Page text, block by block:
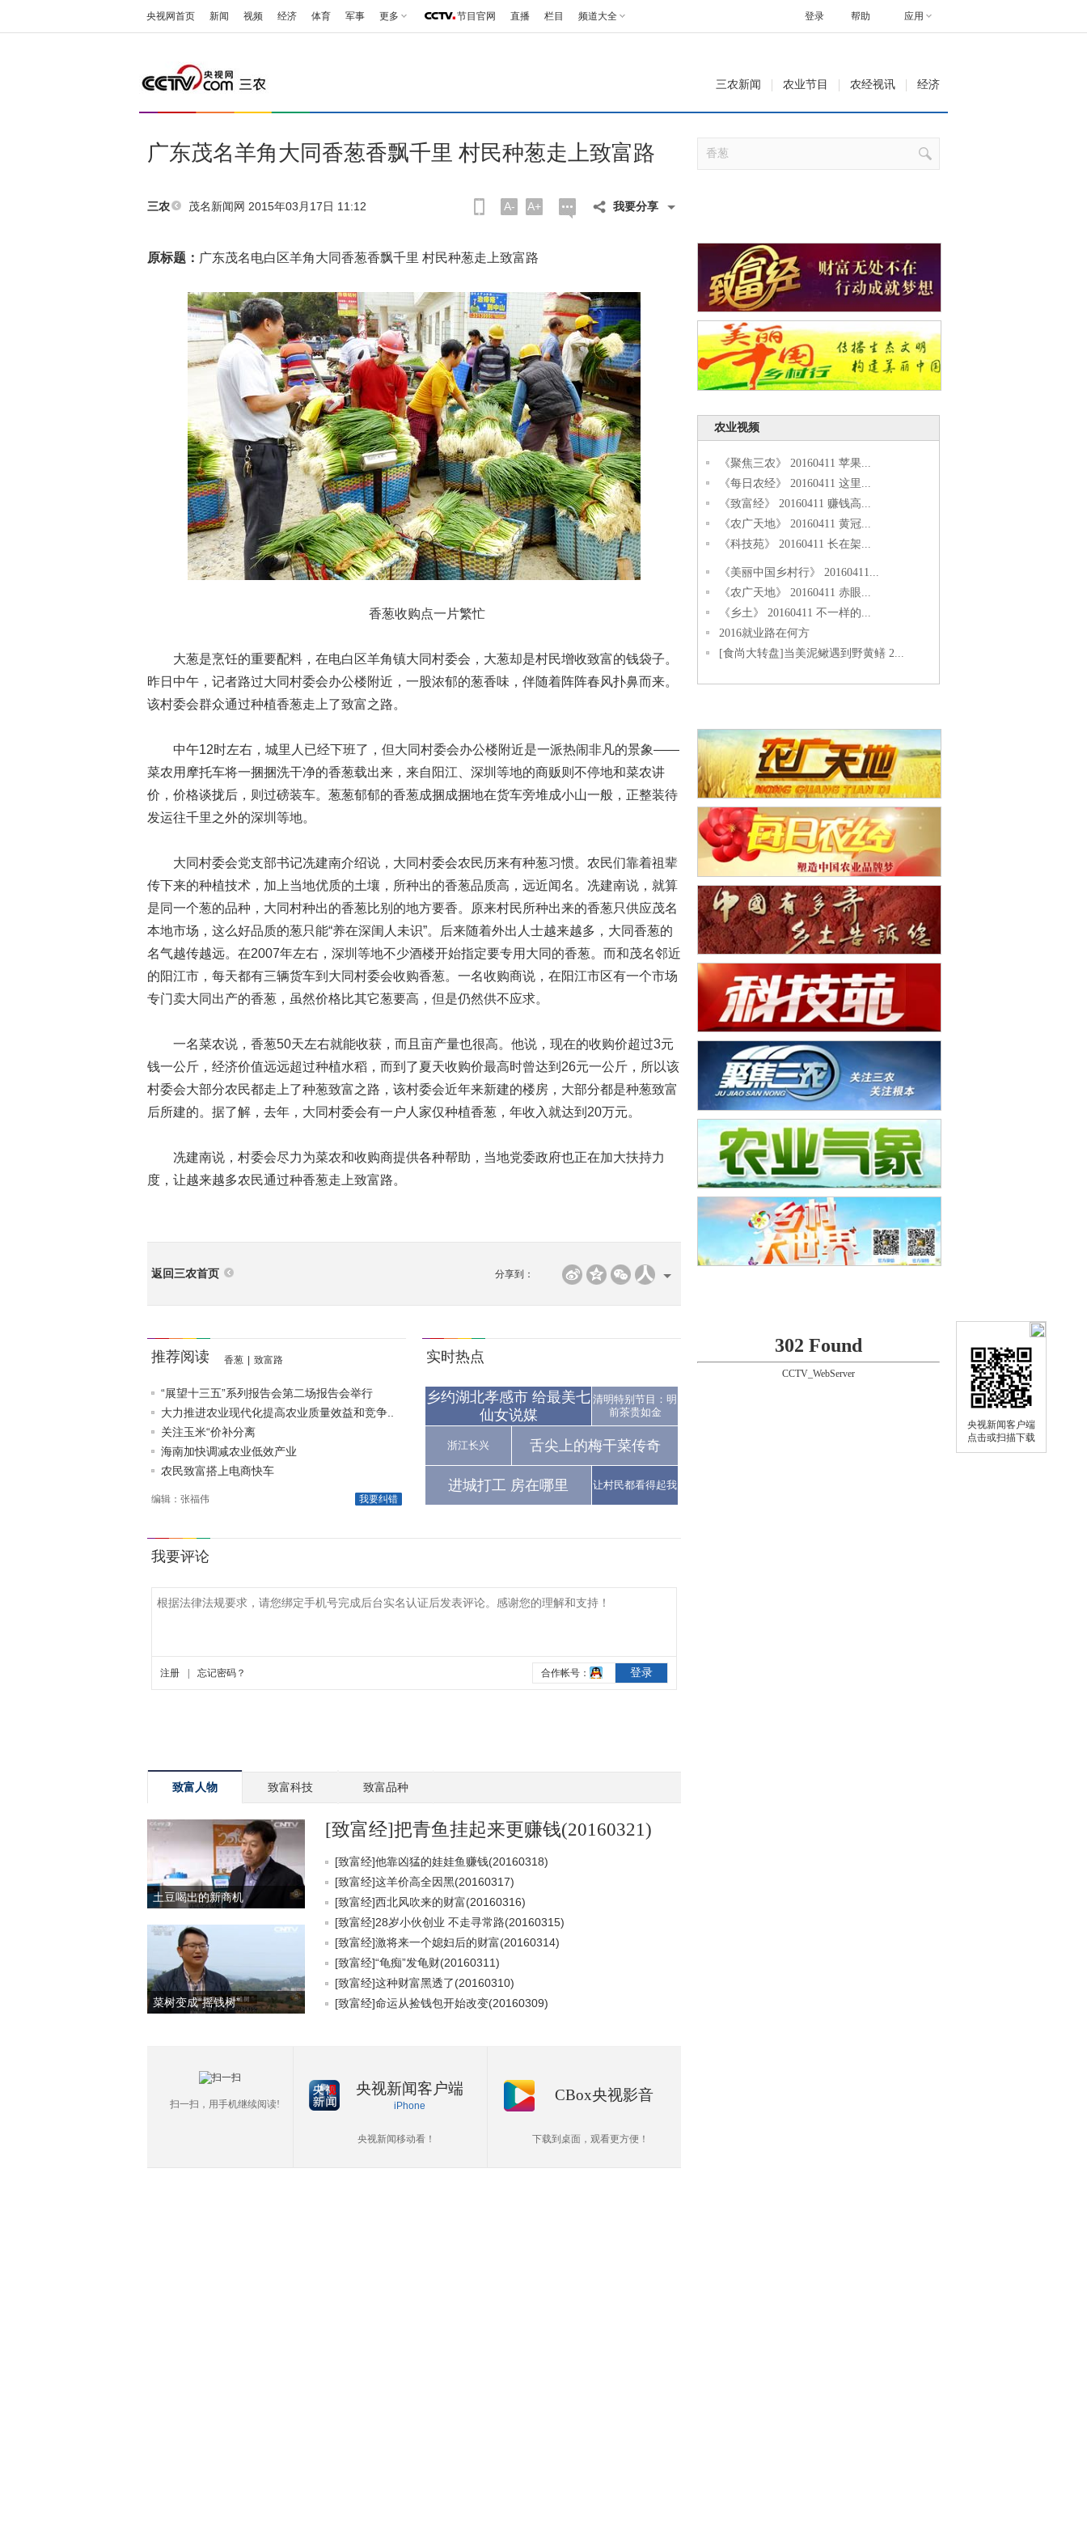
央视新闻客户端
点击或扫描下载
央视网首页 新闻 视频 经济 体育 军事 更多 节目官网 直播 栏目 频道大全 帮助 应用
登录
三农新闻 农业节目 农经视讯 经济
广东茂名羊角大同香葱香飘千里 村民种葱走上致富路
三农 茂名新闻网 2015年03月17日 11:12 A- A+ 我要分享
原标题： 广东茂名电白区羊角大同香葱香飘千里 村民种葱走上致富路
香葱收购点一片繁忙
大葱是烹饪的重要配料，在电白区羊角镇大同村委会，大葱却是村民增收致富的钱袋子。
昨日中午，记者路过大同村委会办公楼附近，一股浓郁的葱香味，伴随着阵阵春风扑鼻而来。
该村委会群众通过种植香葱走上了致富之路。
中午12时左右，城里人已经下班了，但大同村委会办公楼附近是一派热闹非凡的景象——
菜农用摩托车将一捆捆洗干净的香葱载出来，来自阳江、深圳等地的商贩则不停地和菜农讲
价，价格谈拢后，则过磅装车。葱葱郁郁的香葱成捆成捆地在货车旁堆成小山一般，正整装待
发运往千里之外的深圳等地。
大同村委会党支部书记冼建南介绍说，大同村委会农民历来有种葱习惯。农民们靠着祖辈
传下来的种植技术，加上当地优质的土壤，所种出的香葱品质高，远近闻名。冼建南说，就算
是同一个葱的品种，大同村种出的香葱比别的地方要香。原来村民所种出来的香葱只供应茂名
本地市场，这么好品质的葱只能“养在深闺人未识”。后来随着外出人士越来越多，大同香葱的
名气越传越远。在2007年左右，深圳等地不少酒楼开始指定要专用大同的香葱。而和茂名邻近
的阳江市，每天都有三辆货车到大同村委会收购香葱。一名收购商说，在阳江市区有一个市场
专门卖大同出产的香葱，虽然价格比其它葱要高，但是仍然供不应求。
一名菜农说，香葱50天左右就能收获，而且亩产量也很高。他说，现在的收购价超过3元
钱一公斤，经济价值远远超过种植水稻，而到了夏天收购价最高时曾达到26元一公斤，所以该
村委会大部分农民都走上了种葱致富之路，该村委会近年来新建的楼房，大部分都是种葱致富
后所建的。据了解，去年，大同村委会有一户人家仅种植香葱，年收入就达到20万元。
冼建南说，村委会尽力为菜农和收购商提供各种帮助，当地党委政府也正在加大扶持力
度，让越来越多农民通过种香葱走上致富路。
返回三农首页 分享到：
推荐阅读 香葱 致富路
“展望十三五”系列报告会第二场报告会举行
大力推进农业现代化提高农业质量效益和竞争..
关注玉米“价补分离
海南加快调减农业低效产业
农民致富搭上电商快车
我要纠错
编辑：张福伟
实时热点
乡约湖北孝感市 给最美七
仙女说媒
清明特别节目：明
前茶贵如金
浙江长兴 舌尖上的梅干菜传奇
进城打工 房在哪里 让村民都看得起我
致富人物 致富科技 致富品种
土豆喝出的新商机
菜树变成“摇钱树”
[致富经]把青鱼挂起来更赚钱(20160321)
[致富经]他靠凶猛的娃娃鱼赚钱(20160318)
[致富经]这羊价高全因黑(20160317)
[致富经]西北风吹来的财富(20160316)
[致富经]28岁小伙创业 不走寻常路(20160315)
[致富经]激将来一个媳妇后的财富(20160314)
[致富经]“龟痴”发龟财(20160311)
[致富经]这种财富黑透了(20160310)
[致富经]命运从捡钱包开始改变(20160309)
扫一扫，用手机继续阅读!
央视新闻客户端
iPhone
央视新闻移动看！
CBox央视影音
下载到桌面，观看更方便！
农业视频
《聚焦三农》 20160411 苹果...
《每日农经》 20160411 这里...
《致富经》 20160411 赚钱高...
《农广天地》 20160411 黄冠...
《科技苑》 20160411 长在架...
《美丽中国乡村行》 20160411...
《农广天地》 20160411 赤眼...
《乡土》 20160411 不一样的...
2016就业路在何方
[食尚大转盘]当美泥鳅遇到野黄鳝 2...
302 Found
CCTV_WebServer